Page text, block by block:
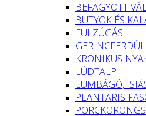
BEFAGYOTT
BÜTYÖK ÉS
FÜLZÚGÁS
KRÓNIKUS
LÚDTALP
LUMBÁGÓ,
PLANTARIS